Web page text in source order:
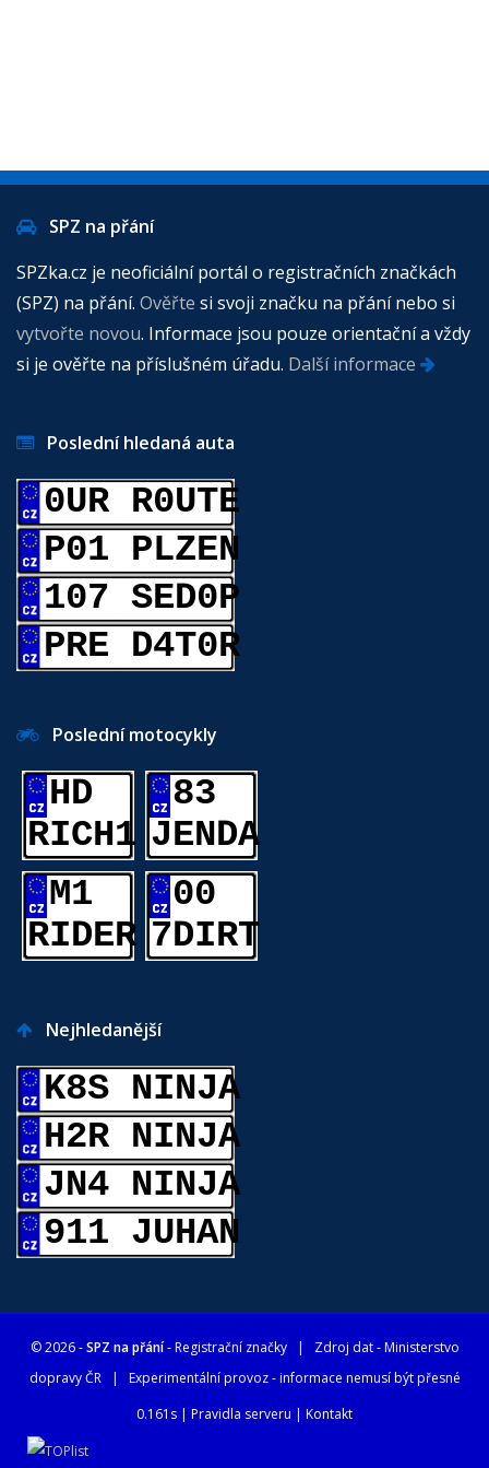
SPZ na přání
SPZka.cz je neoficiální portál o registračních značkách
(SPZ) na přání. Ověřte si svoji značku na přání nebo si
vytvořte novou. Informace jsou pouze orientační a vždy
si je ověřte na příslušném úřadu. Další informace
Poslední hledaná auta
0UR R0UTE
P01 PLZEN
107 SED0P
PRE D4T0R
Poslední motocykly
HD
RICH1
83
JENDA
M1
RIDER
00
7DIRT
Nejhledanější
K8S NINJA
H2R NINJA
JN4 NINJA
911 JUHAN
© 2026 -SPZ na přání- Registrační značky| Zdroj dat -Ministerstvo
dopravy ČR| Experimentální provoz - informace nemusí být přesné
0.161s | Pravidla serveru | Kontakt